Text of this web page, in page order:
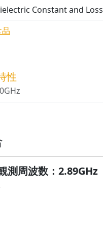
Constant and Loss
性
測周波数：2.89GHz